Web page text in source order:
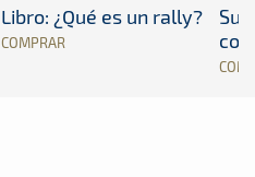
Libro: ¿Qué es un rally?
COMPRAR